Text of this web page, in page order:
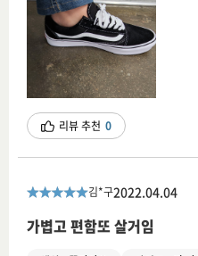
리뷰 추천 0
김*구2022.04.04
가볍고 편함또 살거임